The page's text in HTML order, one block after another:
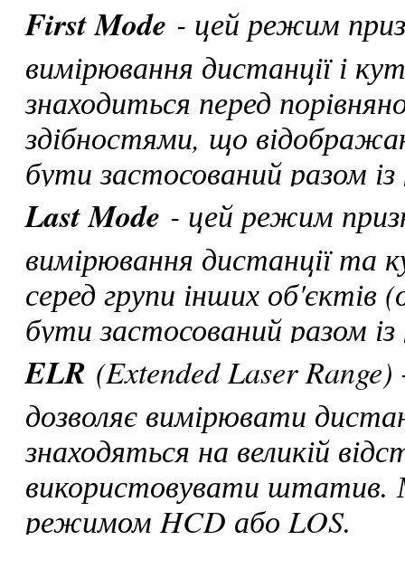
First Mode - цей режим
вимірювання дистанції і
знаходиться перед
здібностями, що
бути застосований разом
Last Mode - цей режим
вимірювання дистанції та
серед групи інших об'єктів
бути застосований разом
ELR (Extended Laser Range)
дозволяє вимірювати
знаходяться на великій
використовувати штатив.
режимом HCD або LOS.